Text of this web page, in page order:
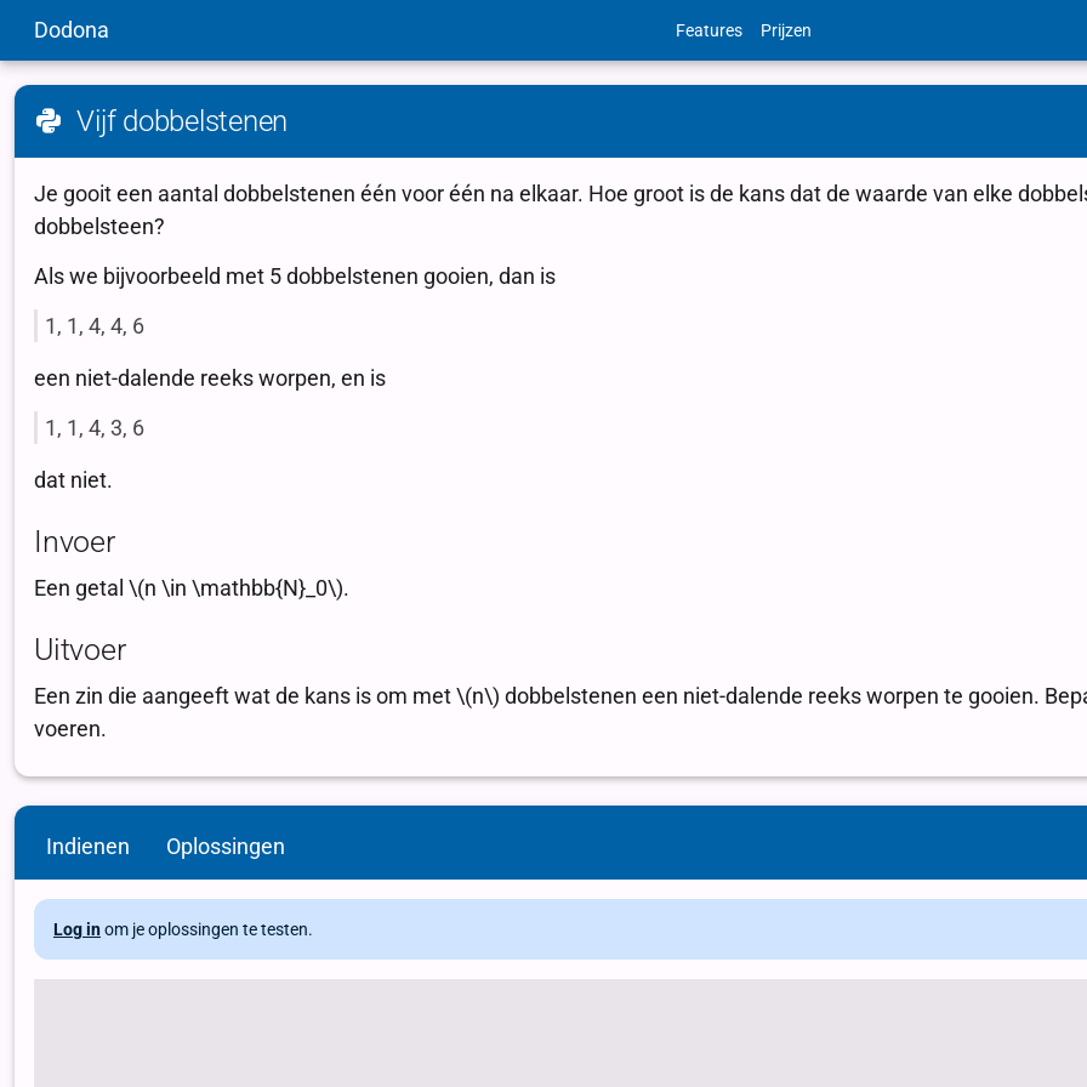
Dodona Features Prijzen
Vijf dobbelstenen
Indienen Oplossingen
Log in om je oplossingen te testen.